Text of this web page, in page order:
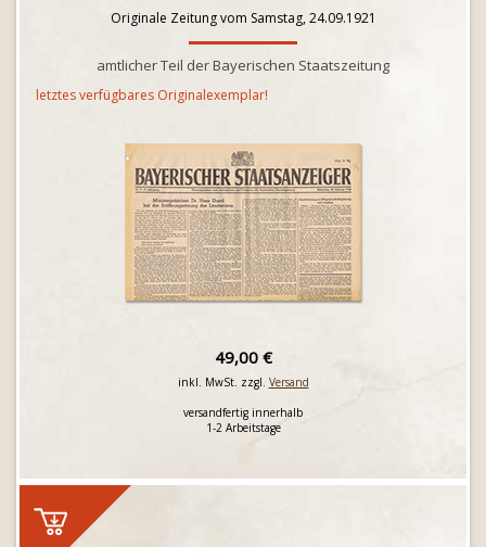
Originale Zeitung vom Samstag, 24.09.1921
amtlicher Teil der Bayerischen Staatszeitung
letztes verfügbares Originalexemplar!
49,00 €
inkl. MwSt. zzgl. Versand
versandfertig innerhalb
1-2 Arbeitstage